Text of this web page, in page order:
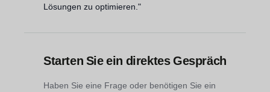
Lösungen zu optimieren."
Starten Sie ein direktes Gespräch
Haben Sie eine Frage oder benötigen Sie ein